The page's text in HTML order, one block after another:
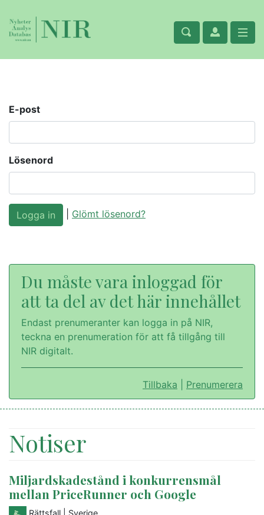
E-post
Lösenord
Glömt lösenord?
Du måste vara inloggad för
att ta del av det här innehållet
Endast prenumeranter kan logga in på NIR,
teckna en prenumeration för att få tillgång till
NIR digitalt.
Tillbaka Prenumerera
Notiser
Miljardskadestånd i konkurrensmål
mellan PriceRunner och Google
Rättsfall | Sverige